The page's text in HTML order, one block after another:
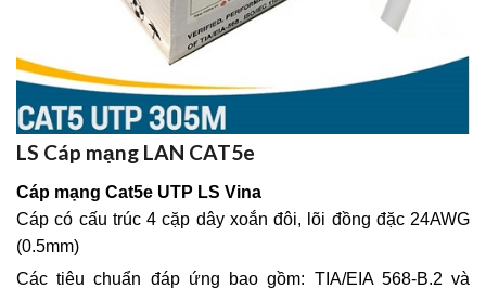
LS Cáp mạng LAN CAT5e
Cáp mạng Cat5e UTP LS Vina
Cáp có cấu trúc 4 cặp dây xoắn đôi, lõi đồng đặc 24AWG
(0.5mm)
Các tiêu chuẩn đáp ứng bao gồm: TIA/EIA 568-B.2 và